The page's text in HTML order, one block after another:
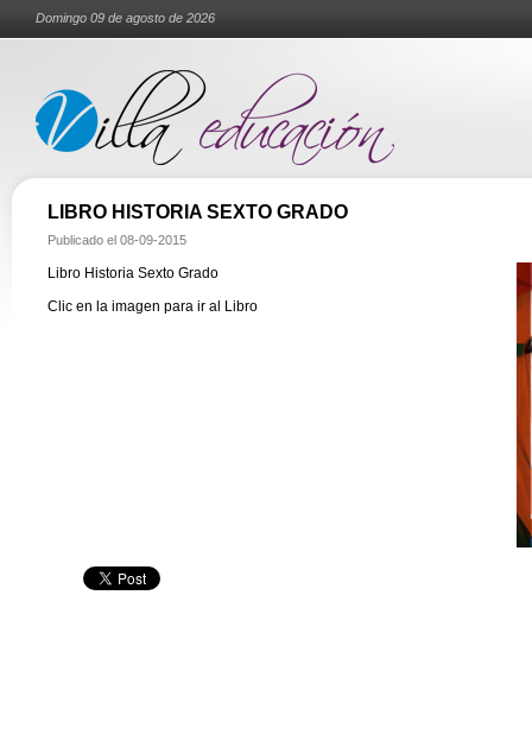
Domingo 09 de agosto de 2026
LIBRO HISTORIA SEXTO GRADO
Publicado el 08-09-2015
Libro Historia Sexto Grado
Clic en la imagen para ir al Libro